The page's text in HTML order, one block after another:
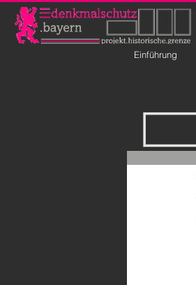
Einführung